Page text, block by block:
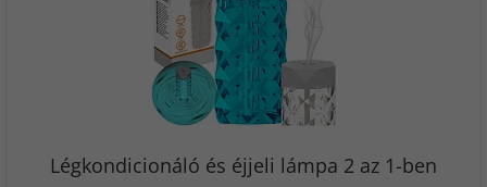
Légkondicionáló és éjjeli lámpa 2 az 1-ben